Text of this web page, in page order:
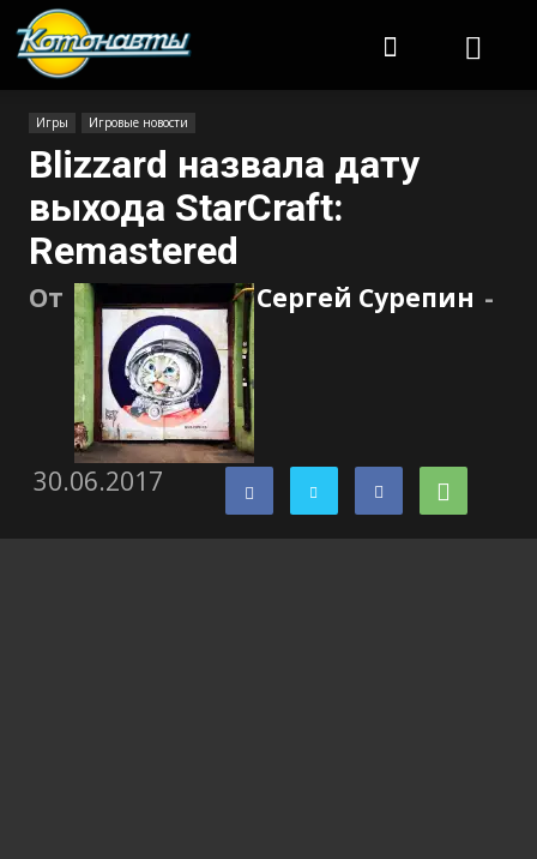
Игры Игровые новости
Blizzard назвала дату
выхода StarCraft:
Remastered
От Сергей Сурепин -
30.06.2017